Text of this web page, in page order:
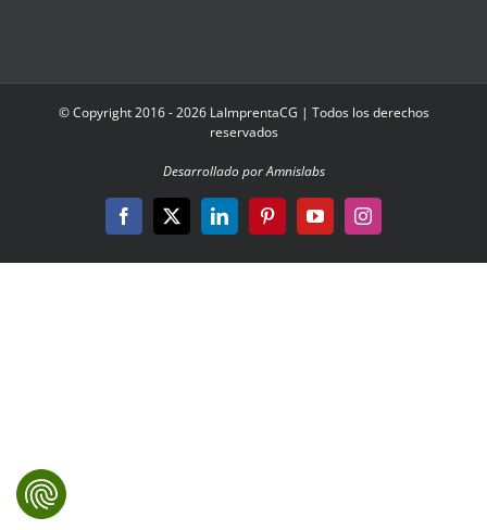
© Copyright 2016 - 2026 LaImprentaCG | Todos los derechos
reservados
Desarrollado por Amnislabs
Facebook
X LinkedInPinterestYouTubeInstagram